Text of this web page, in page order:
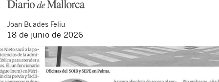
Joan Buades Feliu
18 de junio de 2026
Cerrar